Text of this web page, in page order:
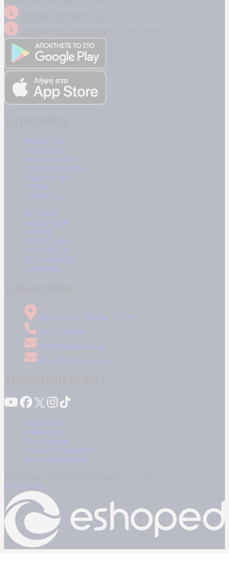
ΠΟΛΙΤΙΚΗ
ΚΟΙΝΩΝΙΑ
ΜΠΟΥΡΛΟΤΟ
ΠΑΡΑΠΟΛΙΤΙΚΑ
ΟΙΚΟΝΟΜΙΑ
ΥΓΕΙΑ
ΕΝΕΡΓΕΙΑ
ΚΟΣΜΟΣ
ΑΘΛΗΤΙΚΑ
MEDIA
ΠΟΛΙΤΙΣΜΟΣ
LIFESTYLE
ΤΕΧΝΟΛΟΓΙΑ
ΑΠΟΨΕΙΣ
Δήμητρος 31 Ταύρος, 177 78
210 34 89 000
info@kontranews.gr
news@kontranews.gr
Καταγγελίες
Επικοινωνία
Όροι Χρήσης
Πολιτική Απορρήτου
Κρατική Διαφήμιση
Powered by: